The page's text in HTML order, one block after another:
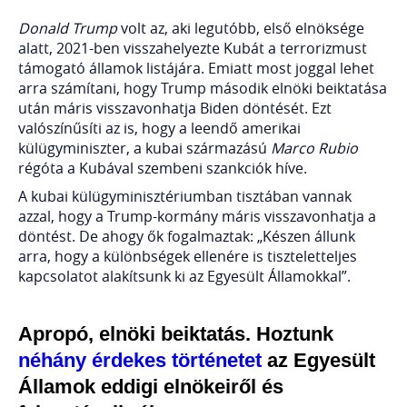
Donald Trumpvolt az, aki legutóbb, első elnöksége
alatt, 2021-ben visszahelyezte Kubát a terrorizmust
támogató államok listájára. Emiatt most joggal lehet
arra számítani, hogy Trump második elnöki beiktatása
után máris visszavonhatja Biden döntését. Ezt
valószínűsíti az is, hogy a leendő amerikai
külügyminiszter, a kubai származású Marco Rubio
régóta a Kubával szembeni szankciók híve.
A kubai külügyminisztériumban tisztában vannak
azzal, hogy a Trump-kormány máris visszavonhatja a
döntést. De ahogy ők fogalmaztak: „Készen állunk
arra, hogy a különbségek ellenére is tiszteletteljes
kapcsolatot alakítsunk ki az Egyesült Államokkal”.
Apropó, elnöki beiktatás. Hoztunk
néhány érdekes történetet az Egyesült
Államok eddigi elnökeiről és